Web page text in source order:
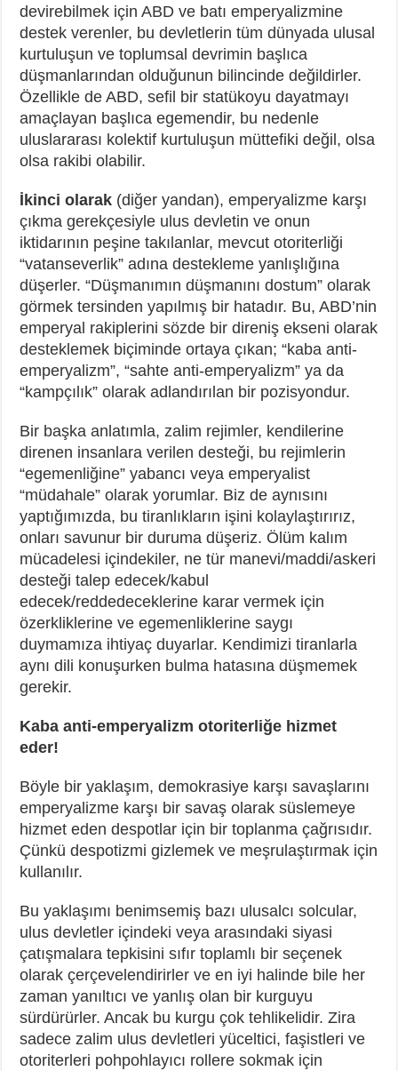
devirebilmek için ABD ve batı emperyalizmine
destek verenler, bu devletlerin tüm dünyada ulusal
kurtuluşun ve toplumsal devrimin başlıca
düşmanlarından olduğunun bilincinde değildirler.
Özellikle de ABD, sefil bir statükoyu dayatmayı
amaçlayan başlıca egemendir, bu nedenle
uluslararası kolektif kurtuluşun müttefiki değil, olsa
olsa rakibi olabilir.
İkinci olarak (diğer yandan), emperyalizme karşı
çıkma gerekçesiyle ulus devletin ve onun
iktidarının peşine takılanlar, mevcut otoriterliği
“vatanseverlik” adına destekleme yanlışlığına
düşerler. “Düşmanımın düşmanını dostum” olarak
görmek tersinden yapılmış bir hatadır. Bu, ABD’nin
emperyal rakiplerini sözde bir direniş ekseni olarak
desteklemek biçiminde ortaya çıkan; “kaba anti-
emperyalizm”, “sahte anti-emperyalizm” ya da
“kampçılık” olarak adlandırılan bir pozisyondur.
Bir başka anlatımla, zalim rejimler, kendilerine
direnen insanlara verilen desteği, bu rejimlerin
“egemenliğine” yabancı veya emperyalist
“müdahale” olarak yorumlar. Biz de aynısını
yaptığımızda, bu tiranlıkların işini kolaylaştırırız,
onları savunur bir duruma düşeriz. Ölüm kalım
mücadelesi içindekiler, ne tür manevi/maddi/askeri
desteği talep edecek/kabul
edecek/reddedeceklerine karar vermek için
özerkliklerine ve egemenliklerine saygı
duymamıza ihtiyaç duyarlar. Kendimizi tiranlarla
aynı dili konuşurken bulma hatasına düşmemek
gerekir.
Kaba anti-emperyalizm otoriterliğe hizmet
eder!
Böyle bir yaklaşım, demokrasiye karşı savaşlarını
emperyalizme karşı bir savaş olarak süslemeye
hizmet eden despotlar için bir toplanma çağrısıdır.
Çünkü despotizmi gizlemek ve meşrulaştırmak için
kullanılır.
Bu yaklaşımı benimsemiş bazı ulusalcı solcular,
ulus devletler içindeki veya arasındaki siyasi
çatışmalara tepkisini sıfır toplamlı bir seçenek
olarak çerçevelendirirler ve en iyi halinde bile her
zaman yanıltıcı ve yanlış olan bir kurguyu
sürdürürler. Ancak bu kurgu çok tehlikelidir. Zira
sadece zalim ulus devletleri yüceltici, faşistleri ve
otoriterleri pohpohlayıcı rollere sokmak için